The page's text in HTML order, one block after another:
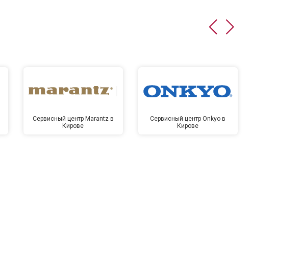
Сервисный центр Marantz в
Кирове
Сервисный центр Onkyo в
Кирове